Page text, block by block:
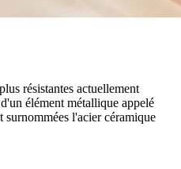
résistantes actuellement
élément métallique appelé
l'acier céramique